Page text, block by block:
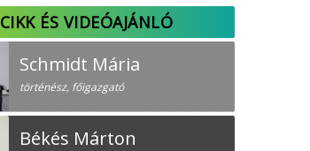
CIKK ÉS VIDEÓAJÁNLÓ
Schmidt Mária
történész, főigazgató
Békés Márton